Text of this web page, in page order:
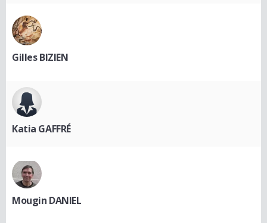
Gilles BIZIEN
Katia GAFFRÉ
Mougin DANIEL